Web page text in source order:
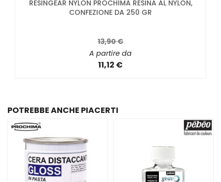
RESINGEAR NYLON PROCHIMA RESINA AL NYLON,
CONFEZIONE DA 250 GR
13,90 €
A partire da
11,12 €
POTREBBE ANCHE PIACERTI